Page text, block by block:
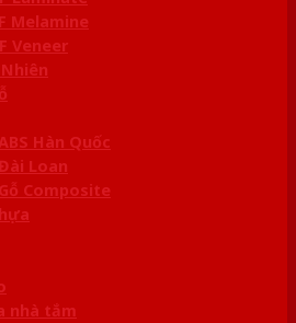
Melamine
Veneer
Hàn Quốc
Loan
Composite
nhà tắm